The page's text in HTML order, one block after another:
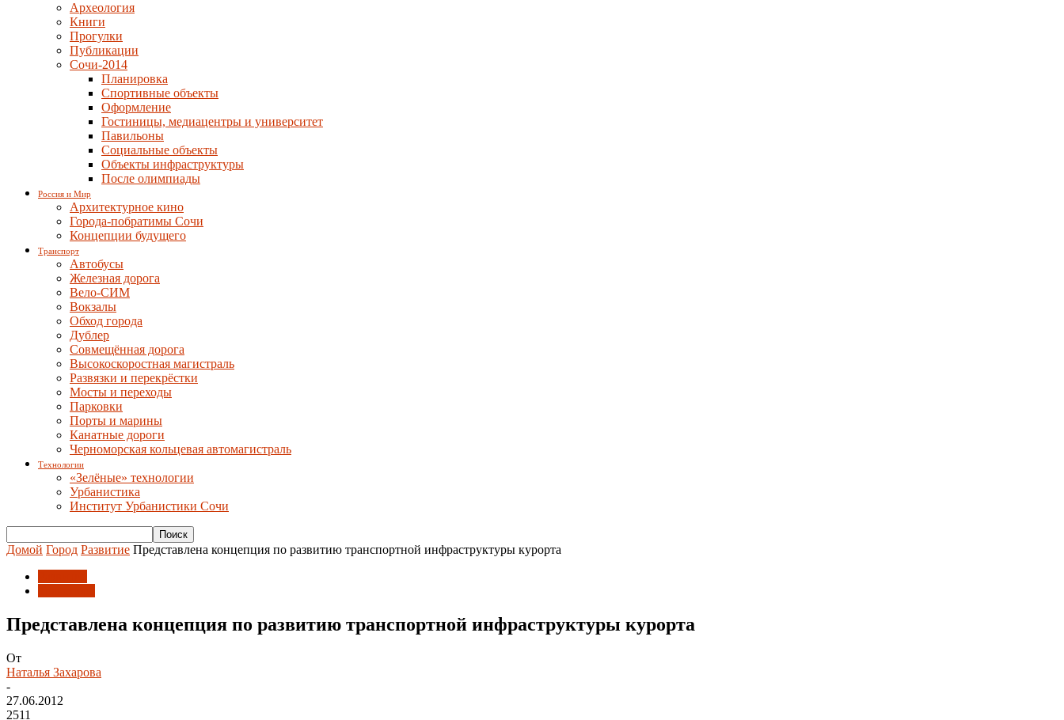
Археология
Книги
Прогулки
Публикации
Сочи-2014
Планировка
Спортивные объекты
Оформление
Гостиницы, медиацентры и университет
Павильоны
Социальные объекты
Объекты инфраструктуры
После олимпиады
Россия и Мир
Архитектурное кино
Города-побратимы Сочи
Концепции будущего
Транспорт
Автобусы
Железная дорога
Вело-СИМ
Вокзалы
Обход города
Дублер
Совмещённая дорога
Высокоскоростная магистраль
Развязки и перекрёстки
Мосты и переходы
Парковки
Порты и марины
Канатные дороги
Черноморская кольцевая автомагистраль
Технологии
«Зелёные» технологии
Урбанистика
Институт Урбанистики Сочи
Домой Город Развитие Представлена концепция по развитию транспортной инфраструктуры курорта
Представлена концепция по развитию транспортной инфраструктуры курорта
От
Наталья Захарова
-
27.06.2012
2511